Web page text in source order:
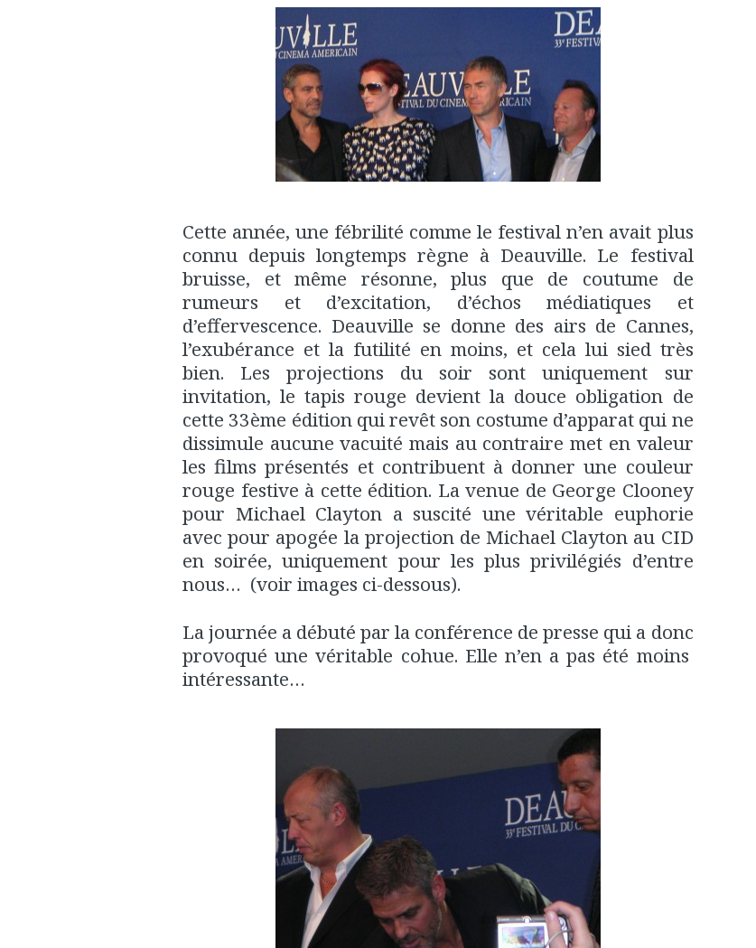
Cette année, une fébrilité comme le festival n’en avait plus
connu depuis longtemps règne à Deauville. Le festival
bruisse, et même résonne, plus que de coutume de
rumeurs et d’excitation, d’échos médiatiques et
d’effervescence. Deauville se donne des airs de Cannes,
l’exubérance et la futilité en moins, et cela lui sied très
bien. Les projections du soir sont uniquement sur
invitation, le tapis rouge devient la douce obligation de
cette 33ème édition qui revêt son costume d’apparat qui ne
dissimule aucune vacuité mais au contraire met en valeur
les films présentés et contribuent à donner une couleur
rouge festive à cette édition. La venue de George Clooney
pour Michael Clayton a suscité une véritable euphorie
avec pour apogée la projection de Michael Clayton au CID
en soirée, uniquement pour les plus privilégiés d’entre
nous… (voir images ci-dessous).
La journée a débuté par la conférence de presse qui a donc
provoqué une véritable cohue. Elle n’en a pas été moins
intéressante…